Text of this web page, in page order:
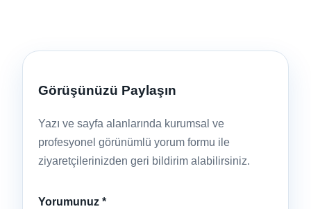
Görüşünüzü Paylaşın
Yazı ve sayfa alanlarında kurumsal ve
profesyonel görünümlü yorum formu ile
ziyaretçilerinizden geri bildirim alabilirsiniz.
Yorumunuz *